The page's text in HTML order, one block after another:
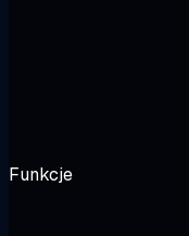
Funkcje